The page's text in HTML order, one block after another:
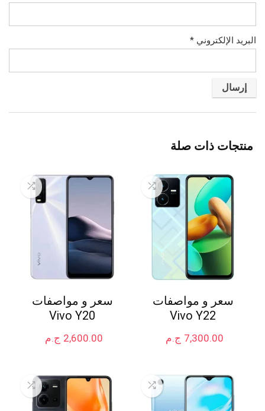
البريد الإلكتروني *
منتجات ذات صلة
سعر و مواصفات
Vivo Y22
ج.م 7,300.00
سعر و مواصفات
Vivo Y20
ج.م 2,600.00